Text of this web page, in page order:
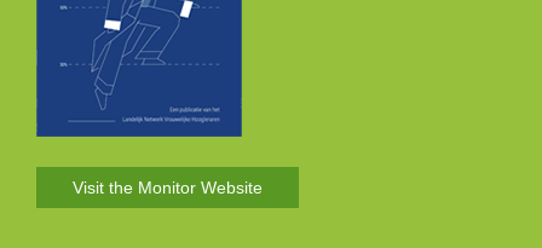
Visit the Monitor Website